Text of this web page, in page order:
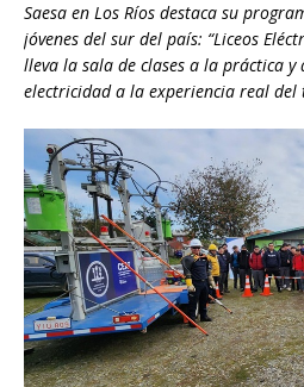
Saesa en Los Ríos destaca su
jóvenes del sur del país: “Liceos
lleva la sala de clases a la práctica y
electricidad a la experiencia real